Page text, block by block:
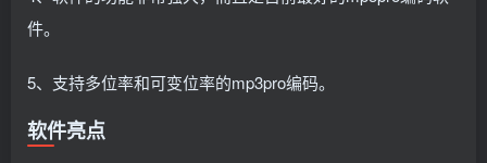
件。
5、支持多位率和可变位率的mp3pro编码。
软件亮点